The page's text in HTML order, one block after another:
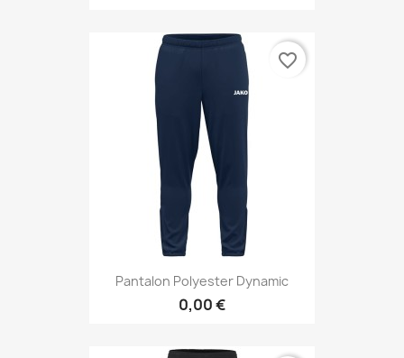
Pantalon Polyester Dynamic
0,00 €
favorite_border